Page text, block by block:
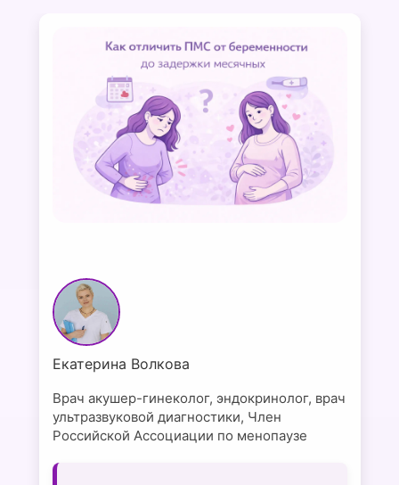
Екатерина Волкова
Врач акушер-гинеколог, эндокринолог, врач
ультразвуковой диагностики, Член
Российской Ассоциации по менопаузе